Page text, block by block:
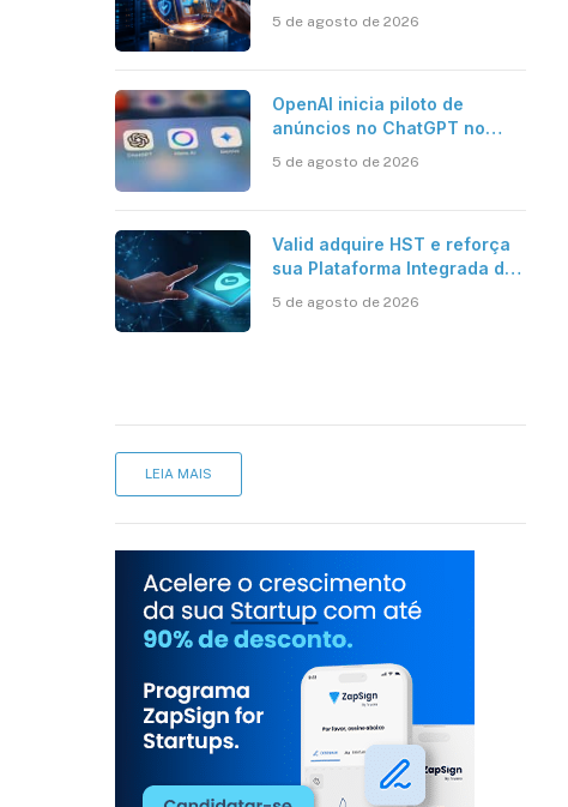
mercado brasileiro
5 de agosto de 2026
OpenAI inicia piloto de
anúncios no ChatGPT no
5 de agosto de 2026
Valid adquire HST e reforça
sua Plataforma Integrada de
5 de agosto de 2026
LEIA MAIS